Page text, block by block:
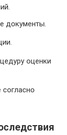
документы.
оценки